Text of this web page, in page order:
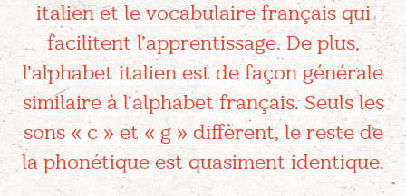
italien et le vocabulaire français qui
facilitent l’apprentissage. De plus,
l’alphabet italien est de façon générale
similaire à l’alphabet français. Seuls les
sons « c » et « g » diffèrent, le reste de
la phonétique est quasiment identique.